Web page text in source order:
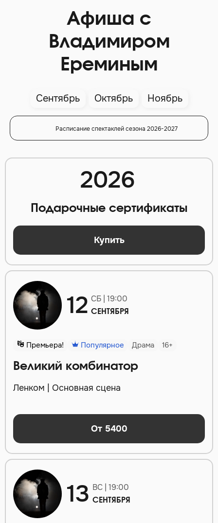
Афиша с
Владимиром
Ереминым
Сентябрь Октябрь Ноябрь
Расписание спектаклей сезона 2026-2027
2026
Подарочные сертификаты
Купить
12 СБ | 19:00
СЕНТЯБРЯ
Премьера! Популярное Драма 16+
Великий комбинатор
Ленком | Основная сцена
От 5400
13 ВС | 19:00
СЕНТЯБРЯ